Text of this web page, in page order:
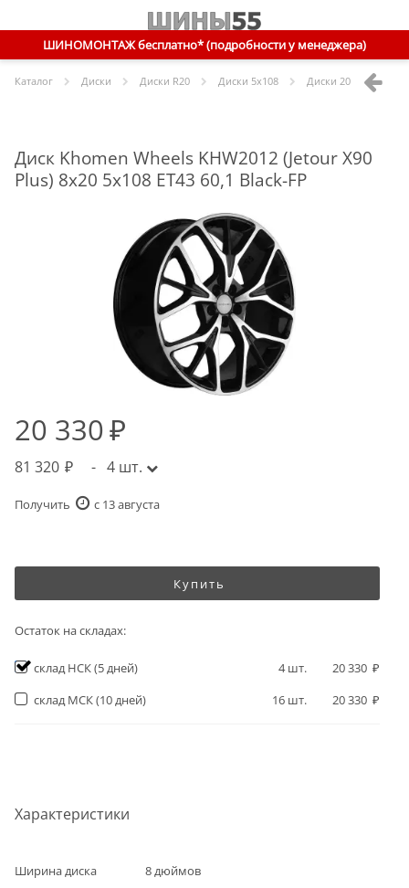
ШИНОМОНТАЖ бесплатно* (подробности у менеджера)
Каталог Диски Диски R20 Диски 5x108 Диски 20 5x108 ET43
Диск Khomen Wheels KHW2012 (Jetour X90
Plus) 8x20 5x108 ET43 60,1 Black-FP
Характеристики
Ширина диска 8дюймов
20 330
81 320 - 4 шт.
Получить c 13 августа
Купить
Остаток на складах:
склад НСК(5 дней) 4шт.
20 330
склад МСК(10 дней) 16 шт. 20 330